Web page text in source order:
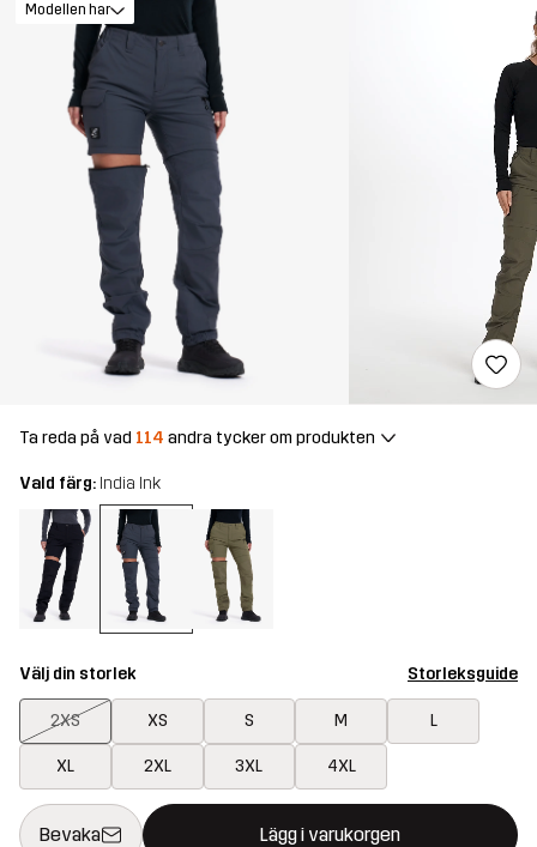
Modellen har
Ta reda på vad 114 andra tycker om produkten
Vald färg: India Ink
Välj din storlek Storleksguide
2XS XS S M L
XL 2XL 3XL 4XL
Bevaka Lägg i varukorgen
Denna knapp kommer att öppna en modal som bekräftar en ny
{{size}} inte tillgänglig